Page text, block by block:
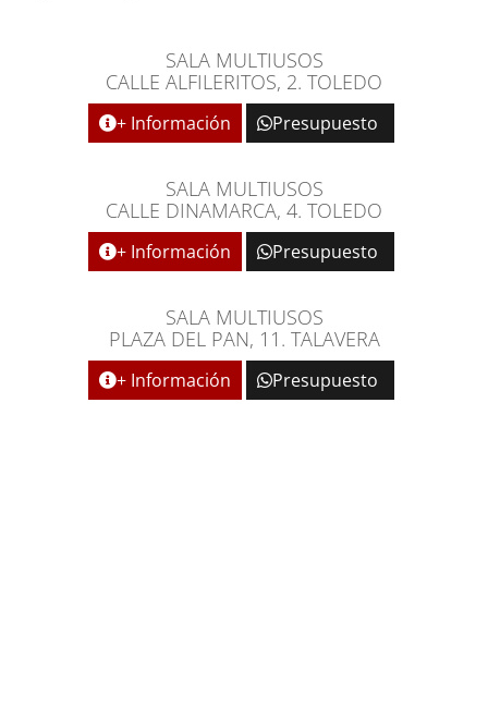
SALA MULTIUSOS
CALLE ALFILERITOS, 2. TOLEDO
+ Información Presupuesto
SALA MULTIUSOS
CALLE DINAMARCA, 4. TOLEDO
+ Información Presupuesto
SALA MULTIUSOS
PLAZA DEL PAN, 11. TALAVERA
+ Información Presupuesto